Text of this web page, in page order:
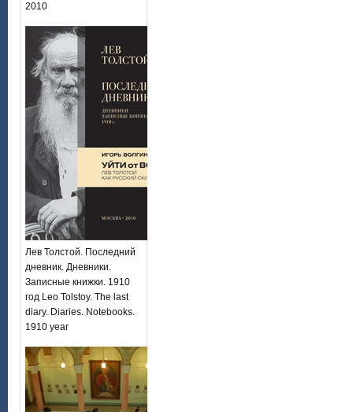
2010
Лев Толстой. Последний
дневник. Дневники.
Записные книжки. 1910
год Leo Tolstoy. The last
diary. Diaries. Notebooks.
1910 year